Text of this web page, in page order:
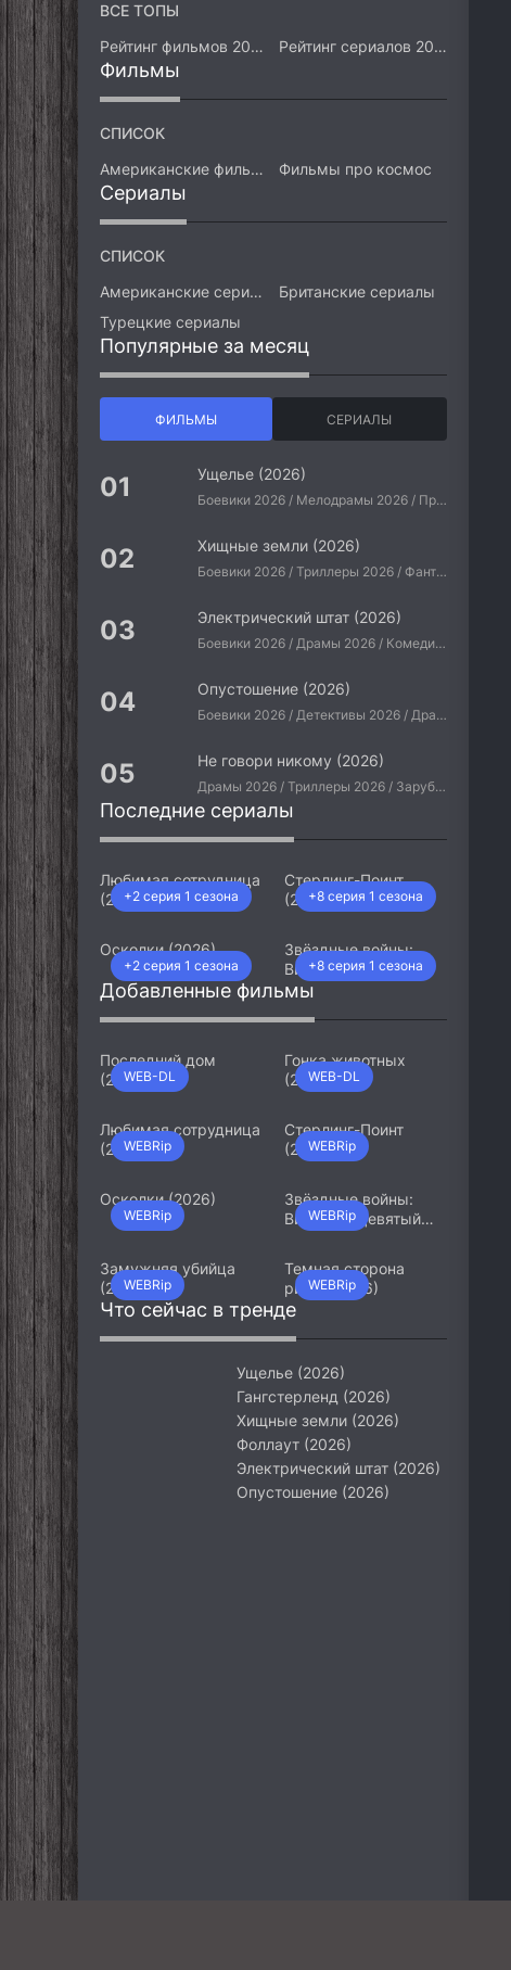
ВСЕ ТОПЫ
Рейтинг фильмов 2026
Рейтинг сериалов 2026
Фильмы
СПИСОК
Американские фильмы
Фильмы про космос
Сериалы
СПИСОК
Американские сериалы
Британские сериалы
Турецкие сериалы
Популярные за месяц
ФИЛЬМЫ СЕРИАЛЫ
Ущелье (2026)
Боевики 2026 / Мелодрамы 2026 / Приключения 2026 / Ужасы 2026 / Фантастические 2026 / Зарубежные фильмы 2026 / Американские фильмы / Фильмы 2026
Хищные земли (2026)
Боевики 2026 / Триллеры 2026 / Фантастические 2026 / Зарубежные фильмы 2026 / Американские фильмы / Фильмы 2026
Электрический штат (2026)
Боевики 2026 / Драмы 2026 / Комедии 2026 / Приключения 2026 / Фантастические 2026 / Зарубежные фильмы 2026 / Американские фильмы / Фильмы 2026
Опустошение (2026)
Боевики 2026 / Детективы 2026 / Драмы 2026 / Криминальные фильмы 2026 / Триллеры 2026 / Зарубежные фильмы 2026 / Американские фильмы / Фильмы 2026
Не говори никому (2026)
Драмы 2026 / Триллеры 2026 / Зарубежные фильмы 2026 / Американские фильмы / Фильмы 2026
Последние сериалы
+2 серия 1 сезона
Любимая сотрудница
(2026)
+8 серия 1 сезона
Стерлинг-Поинт
(2026)
+2 серия 1 сезона
Осколки (2026)
+8 серия 1 сезона
Звёздные войны:
Видения. Девятый
джедай (2026)
Добавленные фильмы
WEB-DL
Последний дом
(2026)
WEB-DL
Гонка животных
(2026)
WEBRip
Любимая сотрудница
(2026)
WEBRip
Стерлинг-Поинт
(2026)
WEBRip
Осколки (2026)
WEBRip
Звёздные войны:
Видения. Девятый
WEBRip
Замужняя убийца
(2026)
WEBRip
Темная сторона
ринга (2026)
Что сейчас в тренде
Ущелье (2026)
Гангстерленд (2026)
Хищные земли (2026)
Фоллаут (2026)
Электрический штат (2026)
Опустошение (2026)